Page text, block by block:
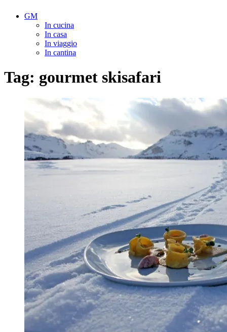
GM
In cucina
In casa
In viaggio
In cantina
Tag: gourmet skisafari